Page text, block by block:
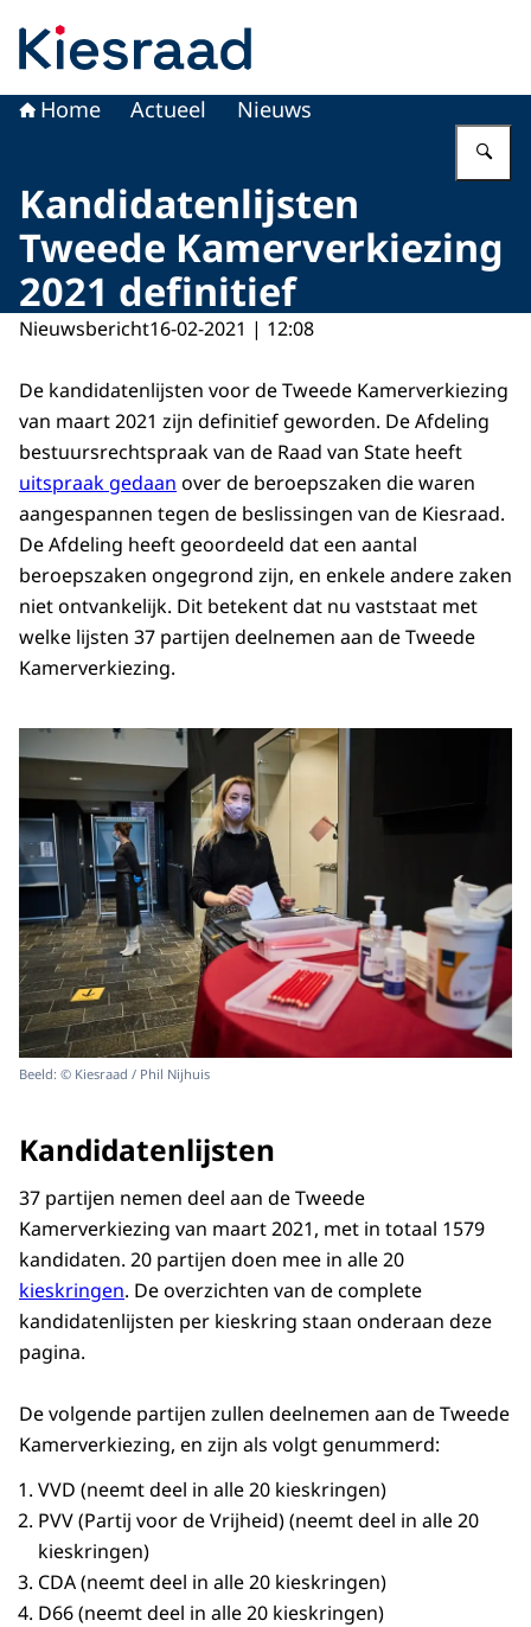
Home Actueel Nieuws
Kandidatenlijsten
Tweede Kamerverkiezing
2021 definitief
Nieuwsbericht16-02-2021 | 12:08
De kandidatenlijsten voor de Tweede Kamerverkiezing
van maart 2021 zijn definitief geworden. De Afdeling
bestuursrechtspraak van de Raad van State heeft
uitspraak gedaan over de beroepszaken die waren
aangespannen tegen de beslissingen van de Kiesraad.
De Afdeling heeft geoordeeld dat een aantal
beroepszaken ongegrond zijn, en enkele andere zaken
niet ontvankelijk. Dit betekent dat nu vaststaat met
welke lijsten 37 partijen deelnemen aan de Tweede
Kamerverkiezing.
Beeld: © Kiesraad / Phil Nijhuis
Kandidatenlijsten
37 partijen nemen deel aan de Tweede
Kamerverkiezing van maart 2021, met in totaal 1579
kandidaten. 20 partijen doen mee in alle 20
kieskringen. De overzichten van de complete
kandidatenlijsten per kieskring staan onderaan deze
pagina.
De volgende partijen zullen deelnemen aan de Tweede
Kamerverkiezing, en zijn als volgt genummerd:
VVD (neemt deel in alle 20 kieskringen)
PVV (Partij voor de Vrijheid) (neemt deel in alle 20
kieskringen)
CDA (neemt deel in alle 20 kieskringen)
D66 (neemt deel in alle 20 kieskringen)